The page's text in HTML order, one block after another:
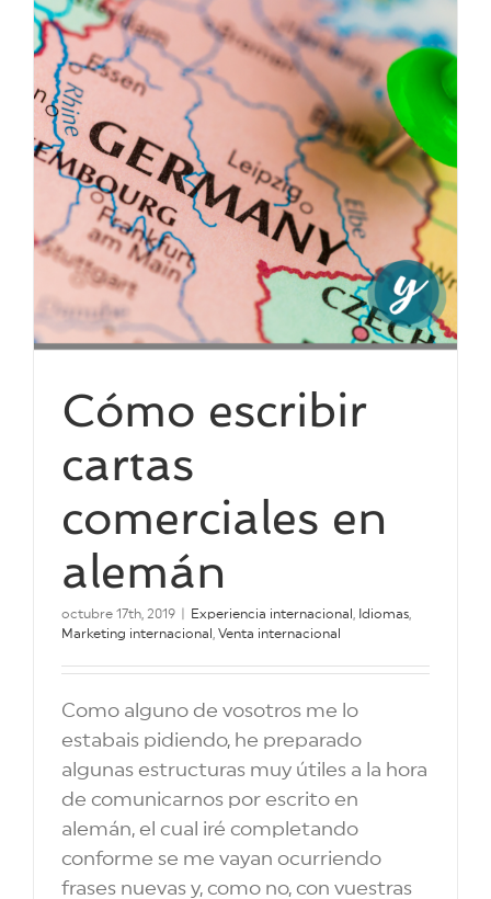
Cómo escribir
cartas
comerciales en
alemán
octubre 17th, 2019 Experiencia internacional Idiomas
Marketing internacional
Venta internacional
Como alguno de vosotros me lo
estabais pidiendo, he preparado
algunas estructuras muy útiles a la hora
de comunicarnos por escrito en
alemán, el cual iré completando
conforme se me vayan ocurriendo
frases nuevas y, como no, con vuestras